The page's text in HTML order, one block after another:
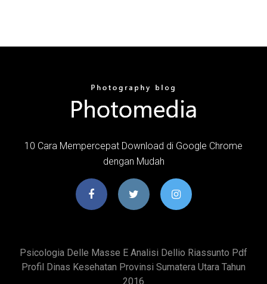
10 Cara Mempercepat Download di Google Chrome
dengan Mudah
Psicologia Delle Masse E Analisi Dellio Riassunto Pdf
Profil Dinas Kesehatan Provinsi Sumatera Utara Tahun
2016